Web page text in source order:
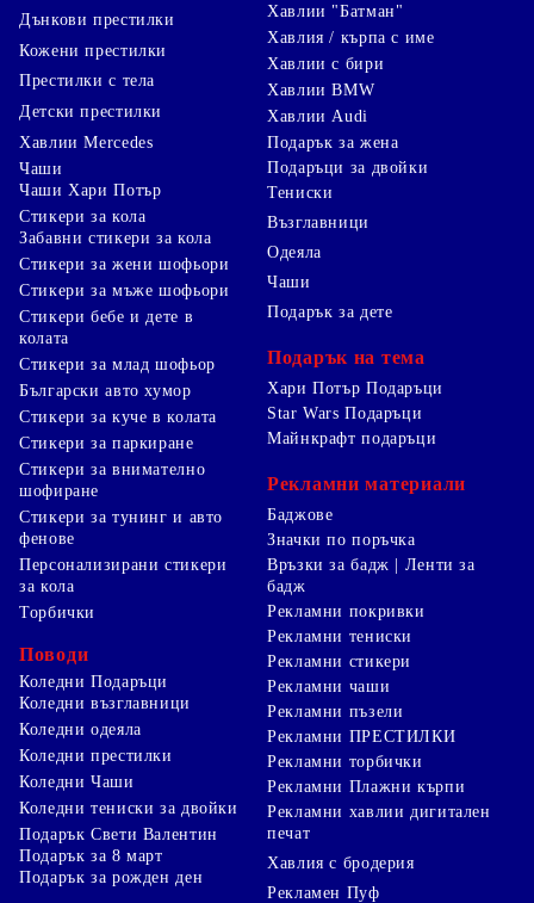
Дънкови престилки
Кожени престилки
Престилки с тела
Детски престилки
Хавлии "Батман"
Хавлия / кърпа с име
Хавлии с бири
Хавлии BMW
Хавлии Audi
Хавлии Mercedes
Чаши
Чаши Хари Потър
Стикери за кола
Забавни стикери за кола
Стикери за жени шофьори
Стикери за мъже шофьори
Стикери бебе и дете в
колата
Стикери за млад шофьор
Български авто хумор
Стикери за куче в колата
Стикери за паркиране
Стикери за внимателно
шофиране
Стикери за тунинг и авто
фенове
Персонализирани стикери
за кола
Торбички
Поводи
Коледни Подаръци
Коледни възглавници
Коледни одеяла
Коледни престилки
Коледни Чаши
Коледни тениски за двойки
Подарък Свети Валентин
Подарък за 8 март
Подарък за рожден ден
Подарък за жена
Подаръци за двойки
Тениски
Възглавници
Одеяла
Чаши
Подарък за дете
Подарък на тема
Хари Потър Подаръци
Star Wars Подаръци
Майнкрафт подаръци
Рекламни материали
Баджове
Значки по поръчка
Връзки за бадж | Ленти за
бадж
Рекламни покривки
Рекламни тениски
Рекламни стикери
Рекламни чаши
Рекламни пъзели
Рекламни ПРЕСТИЛКИ
Рекламни торбички
Рекламни Плажни кърпи
Рекламни хавлии дигитален
печат
Хавлия с бродерия
Рекламен Пуф